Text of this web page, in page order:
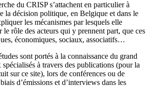
du CRISP s’attachent en particulier à
la décision politique, en Belgique et dans le
les mécanismes par lesquels elle
le rôle des acteurs qui y prennent part, que ces
économiques, sociaux, associatifs…
sont portés à la connaissance du grand
à travers des publications (pour la
sur ce site), lors de conférences ou de
d’émissions et d’interviews dans les